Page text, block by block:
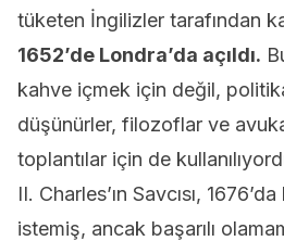
tüketen İngilizler tarafından
1652’de Londra’da açıldı.
kahve içmek için değil,
düşünürler, filozoflar ve
toplantılar için de
II. Charles’ın Savcısı,
istemiş, ancak başarılı